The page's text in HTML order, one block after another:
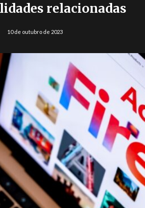
relacionadas
10 de outubro de 2023